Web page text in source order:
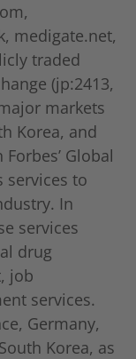
medigate.net,
traded
(jp:2413,
markets
Korea, and
Global
services to
In
services
drug
job
services.
Germany,
Korea, as